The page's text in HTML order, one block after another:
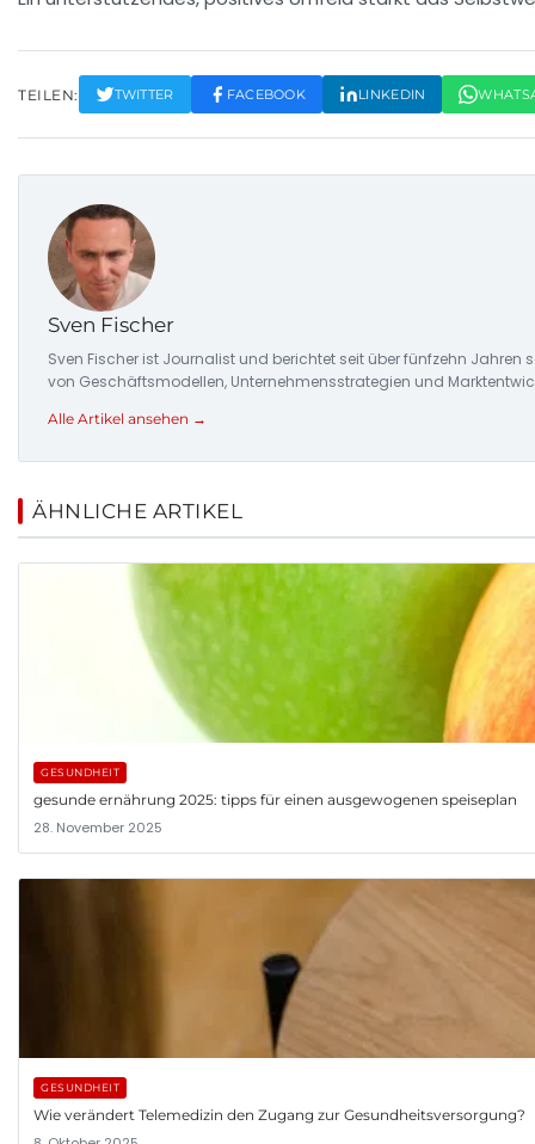
TEILEN: TWITTER FACEBOOK LINKEDIN
Sven Fischer
Sven Fischer ist Journalist und berichtet seit über fünfzehn
von Geschäftsmodellen, Unternehmensstrategien und
Alle Artikel ansehen →
ÄHNLICHE ARTIKEL
GESUNDHEIT
gesunde ernährung 2025: tipps für einen ausgewogenen speiseplan
28. November 2025
GESUNDHEIT
Wie verändert Telemedizin den Zugang zur Gesundheitsversorgung?